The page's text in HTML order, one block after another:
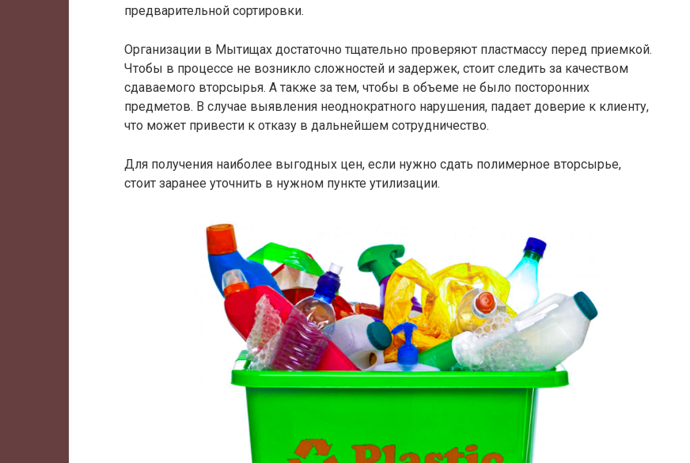
предварительной сортировки.
Организации в Мытищах достаточно тщательно проверяют пластмассу перед приемкой.
Чтобы в процессе не возникло сложностей и задержек, стоит следить за качеством
сдаваемого вторсырья. А также за тем, чтобы в объеме не было посторонних
предметов. В случае выявления неоднократного нарушения, падает доверие к клиенту,
что может привести к отказу в дальнейшем сотрудничество.
Для получения наиболее выгодных цен, если нужно сдать полимерное вторсырье,
стоит заранее уточнить в нужном пункте утилизации.